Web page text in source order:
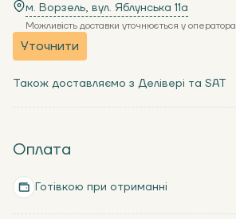
м. Ворзель, вул. Яблунська 11a
Можливість доставки уточнюється у оператора
Уточнити
Також доставляємо з Делівері та SAT
Оплата
Готівкою при отриманні